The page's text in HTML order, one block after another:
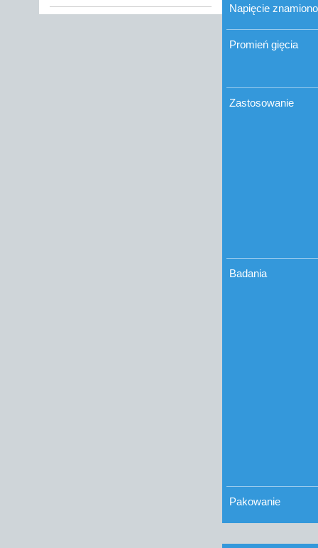
Napięcie
Promień gięcia
Zastosowanie
Badania
Pakowanie